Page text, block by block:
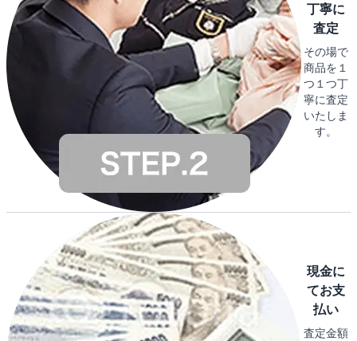
丁寧に
査定
その場で
商品を１
つ１つ丁
寧に査定
いたしま
す。
現金に
てお支
払い
査定金額